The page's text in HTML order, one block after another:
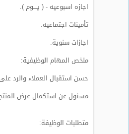
السعودية
اجازه اسبوعيه - ( يــــوم ).
تأمينات اجتماعيه.
اجازات سنوية.
ملخص المهام الوظيفية:
حسن استقبال العملاء والرد
مسئول عن استكمال عرض
متطلبات الوظيفة: